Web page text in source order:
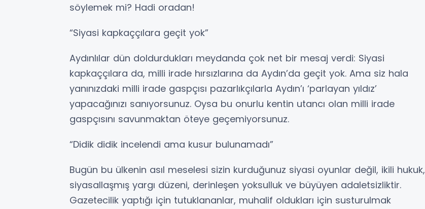
söylemek mi? Hadi oradan!
“Siyasi kapkaççılara geçit yok”
Aydınlılar dün doldurdukları meydanda çok net bir mesaj verdi: Siyasi
kapkaççılara da, milli irade hırsızlarına da Aydın’da geçit yok. Ama siz hala
yanınızdaki milli irade gaspçısı pazarlıkçılarla Aydın’ı ‘parlayan yıldız’
yapacağınızı sanıyorsunuz. Oysa bu onurlu kentin utancı olan milli irade
gaspçısını savunmaktan öteye geçemiyorsunuz.
“Didik didik incelendi ama kusur bulunamadı”
Bugün bu ülkenin asıl meselesi sizin kurduğunuz siyasi oyunlar değil, ikili hukuk,
siyasallaşmış yargı düzeni, derinleşen yoksulluk ve büyüyen adaletsizliktir.
Gazetecilik yaptığı için tutuklananlar, muhalif oldukları için susturulmak